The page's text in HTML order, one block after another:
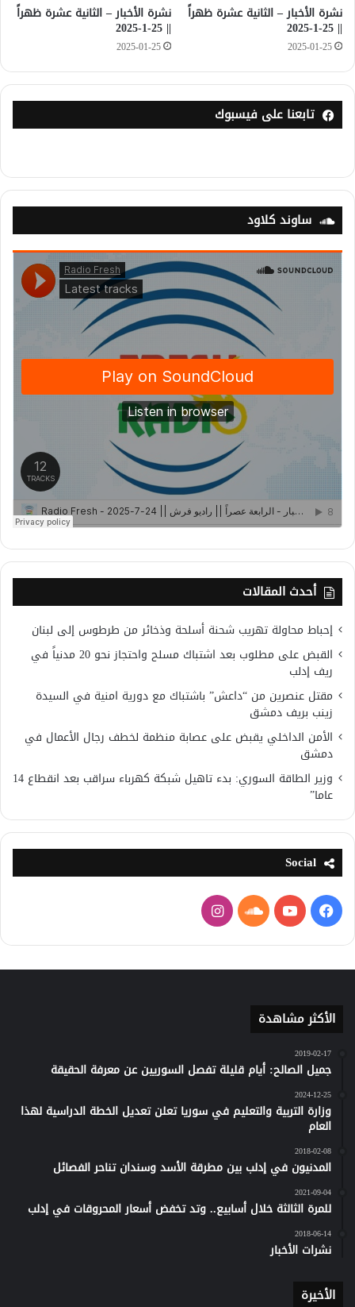
نشرة الأخبار – الثانية عشرة ظهراً
|| 25-1-2025
2025-01-25
نشرة الأخبار – الثانية عشرة ظهراً
|| 25-1-2025
2025-01-25
تابعنا على فيسبوك
ساوند كلاود
أحدث المقالات
إحباط محاولة تهريب شحنة أسلحة وذخائر من طرطوس إلى لبنان
القبض على مطلوب بعد اشتباك مسلح واحتجاز نحو 20 مدنياً في
ريف إدلب
مقتل عنصرين من “داعش” باشتباك مع دورية امنية في السيدة
زينب بريف دمشق
الأمن الداخلي يقبض على عصابة منظمة لخطف رجال الأعمال في
دمشق
وزير الطاقة السوري: بدء تاهيل شبكة كهرباء سراقب بعد انقطاع 14
عاما”
Social
فيسبوكيوتيوبساوند
كلاود
انستقرام
الأكثر مشاهدة
2019-02-17
جميل الصالح: أيام قليلة تفصل السوريين عن معرفة الحقيقة
2024-12-25
وزارة التربية والتعليم في سوريا تعلن تعديل الخطة الدراسية لهذا
العام
2018-02-08
المدنيون في إدلب بين مطرقة الأسد وسندان تناحر الفصائل
2021-09-04
للمرة الثالثة خلال أسابيع.. وتد تخفض أسعار المحروقات في إدلب
2018-06-14
نشرات الأخبار
الأخيرة